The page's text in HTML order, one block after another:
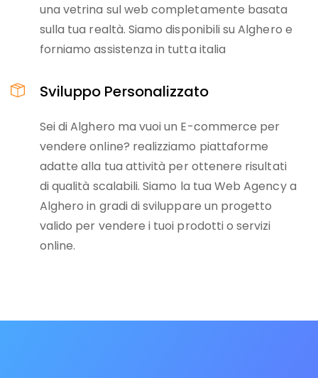
una vetrina sul web completamente basata
sulla tua realtà. Siamo disponibili su Alghero e
forniamo assistenza in tutta italia
Sviluppo Personalizzato
Sei di Alghero ma vuoi un E-commerce per
vendere online? realizziamo piattaforme
adatte alla tua attività per ottenere risultati
di qualità scalabili. Siamo la tua Web Agency a
Alghero in gradi di sviluppare un progetto
valido per vendere i tuoi prodotti o servizi
online.